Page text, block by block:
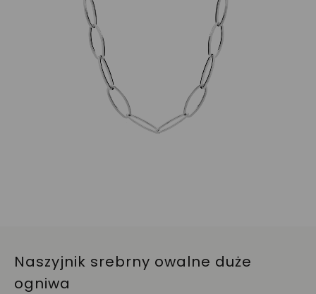
Naszyjnik srebrny owalne duże
ogniwa